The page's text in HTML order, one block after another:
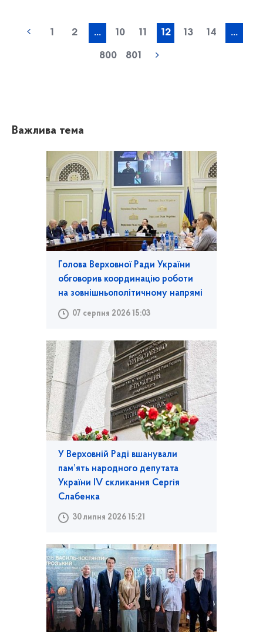
1 2 ... 10 11 12 13 14 ...
800 801
Важлива тема
Голова Верховної Ради України
обговорив координацію роботи
на зовнішньополітичному напрямі
07 серпня 2026 15:03
У Верховній Раді вшанували
пам’ять народного депутата
України IV скликання Сергія
Слабенка
30 липня 2026 15:21